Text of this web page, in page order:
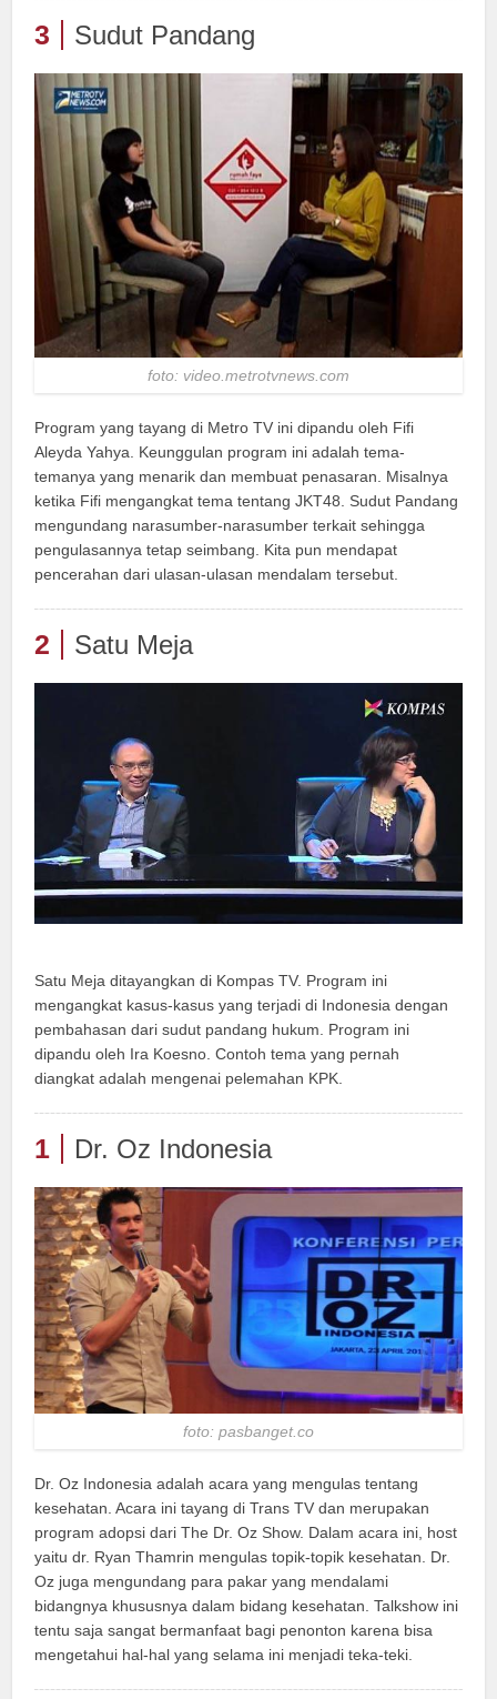
3 Sudut Pandang
foto: video.metrotvnews.com
Program yang tayang di Metro TV ini dipandu oleh Fifi
Aleyda Yahya. Keunggulan program ini adalah tema-
temanya yang menarik dan membuat penasaran. Misalnya
ketika Fifi mengangkat tema tentang JKT48. Sudut Pandang
mengundang narasumber-narasumber terkait sehingga
pengulasannya tetap seimbang. Kita pun mendapat
pencerahan dari ulasan-ulasan mendalam tersebut.
2 Satu Meja
Satu Meja ditayangkan di Kompas TV. Program ini
mengangkat kasus-kasus yang terjadi di Indonesia dengan
pembahasan dari sudut pandang hukum. Program ini
dipandu oleh Ira Koesno. Contoh tema yang pernah
diangkat adalah mengenai pelemahan KPK.
1 Dr. Oz Indonesia
foto: pasbanget.co
Dr. Oz Indonesia adalah acara yang mengulas tentang
kesehatan. Acara ini tayang di Trans TV dan merupakan
program adopsi dari The Dr. Oz Show. Dalam acara ini, host
yaitu dr. Ryan Thamrin mengulas topik-topik kesehatan. Dr.
Oz juga mengundang para pakar yang mendalami
bidangnya khususnya dalam bidang kesehatan. Talkshow ini
tentu saja sangat bermanfaat bagi penonton karena bisa
mengetahui hal-hal yang selama ini menjadi teka-teki.